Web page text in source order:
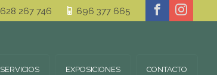
628 267 746 696 377 665
SERVICIOS EXPOSICIONES CONTACTO